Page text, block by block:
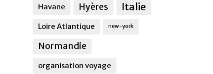
Havane Hyères Italie
Loire Atlantique new-york
Normandie
organisation voyage